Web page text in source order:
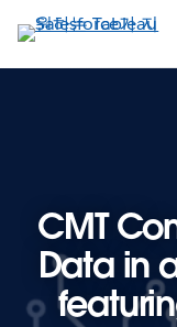
요
콘
CMT
Data in